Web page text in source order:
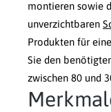
montieren sowie
unverzichtbaren
Produkten für
Sie den
zwischen 80 und